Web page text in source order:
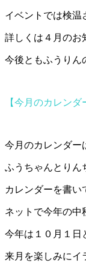
イベントでは検温
詳しくは４月のお
今後ともふうりん
【今月のカレンダ
今月のカレンダー
ふうちゃんとりん
カレンダーを書い
ネットで今年の中
今年は１０月１日
来月を楽しみにイ